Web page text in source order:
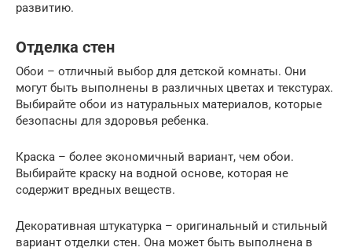
развитию.
Отделка стен
Обои – отличный выбор для детской комнаты. Они
могут быть выполнены в различных цветах и текстурах.
Выбирайте обои из натуральных материалов, которые
безопасны для здоровья ребенка.
Краска – более экономичный вариант, чем обои.
Выбирайте краску на водной основе, которая не
содержит вредных веществ.
Декоративная штукатурка – оригинальный и стильный
вариант отделки стен. Она может быть выполнена в